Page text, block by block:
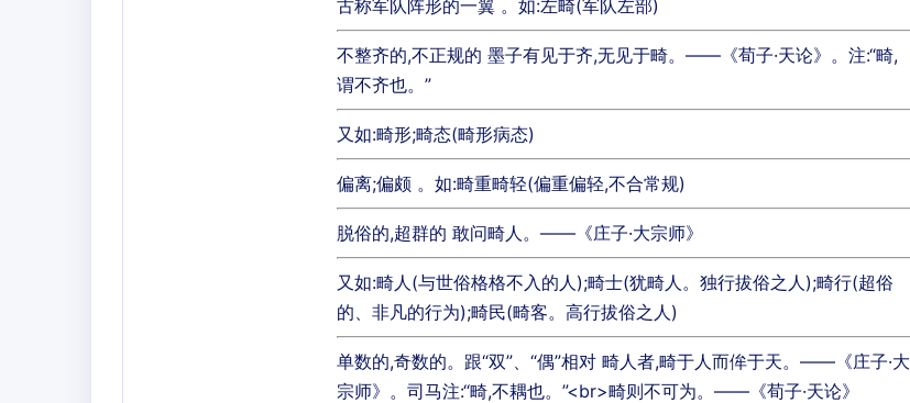
古称军队阵形的一翼 。如:左畸(军队左部)
不整齐的,不正规的 墨子有见于齐,无见于畸。——《荀子·天论》。注:“畸,
谓不齐也。”
又如:畸形;畸态(畸形病态)
偏离;偏颇 。如:畸重畸轻(偏重偏轻,不合常规)
脱俗的,超群的 敢问畸人。——《庄子·大宗师》
又如:畸人(与世俗格格不入的人);畸士(犹畸人。独行拔俗之人);畸行(超俗
的、非凡的行为);畸民(畸客。高行拔俗之人)
单数的,奇数的。跟“双”、“偶”相对 畸人者,畸于人而侔于天。——《庄子·大
宗师》。司马注:“畸,不耦也。”<br>畸则不可为。——《荀子·天论》